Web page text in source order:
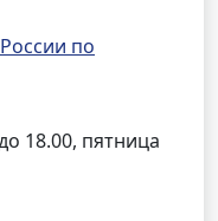
по
18.00, пятница